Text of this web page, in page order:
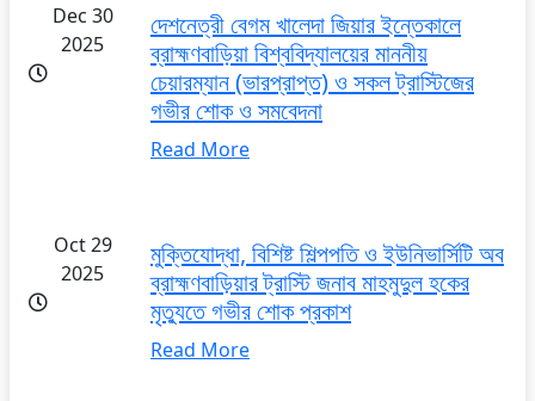
Dec 30
2025
দেশনেত্রী বেগম খালেদা জিয়ার ইন্তেকালে
ব্রাহ্মণবাড়িয়া বিশ্ববিদ্যালয়ের মাননীয়
চেয়ারম্যান (ভারপ্রাপ্ত) ও সকল ট্রাস্টিজের
গভীর শোক ও সমবেদনা
Read More
Oct 29
2025
মুক্তিযোদ্ধা, বিশিষ্ট শিল্পপতি ও ইউনিভার্সিটি অব
ব্রাহ্মণবাড়িয়ার ট্রাস্টি জনাব মাহমুদুল হকের
মৃত্যুতে গভীর শোক প্রকাশ
Read More